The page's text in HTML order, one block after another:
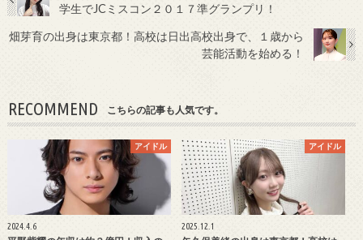
学生でJCミスコン２０１７準グランプリ！
畑芽育の出身は東京都！高校は日出高校出身で、１歳から
芸能活動を始める！
RECOMMEND こちらの記事も人気です。
アイドル
2024.4.6
アイドル
2025.12.1